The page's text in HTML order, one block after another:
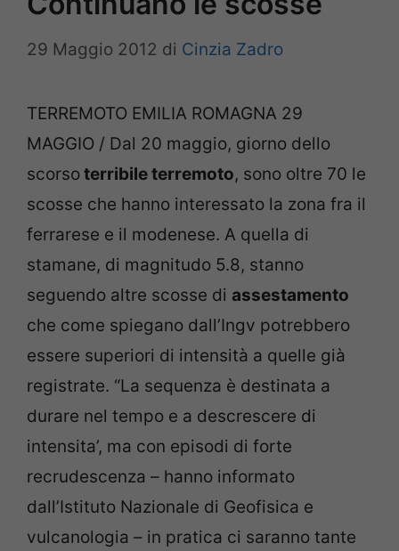
29 Maggio 2012 di Cinzia Zadro
TERREMOTO EMILIA ROMAGNA 29
MAGGIO / Dal 20 maggio, giorno dello
scorsoterribile terremoto, sono oltre 70 le
scosse che hanno interessato la zona fra il
ferrarese e il modenese. A quella di
stamane, di magnitudo 5.8, stanno
seguendo altre scosse di assestamento
che come spiegano dall’Ingv potrebbero
essere superiori di intensità a quelle già
registrate. “La sequenza è destinata a
durare nel tempo e a descrescere di
intensita’, ma con episodi di forte
recrudescenza – hanno informato
dall’Istituto Nazionale di Geofisica e
vulcanologia – in pratica ci saranno tante